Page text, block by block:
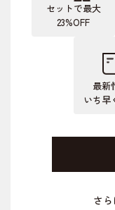
セットで最大
23%OFF
最新
いち早
さ